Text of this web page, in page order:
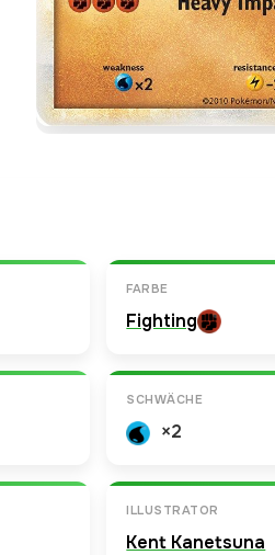
FARBE
Fighting
SCHWÄCHE
×2
ILLUSTRATOR
Kent Kanetsuna